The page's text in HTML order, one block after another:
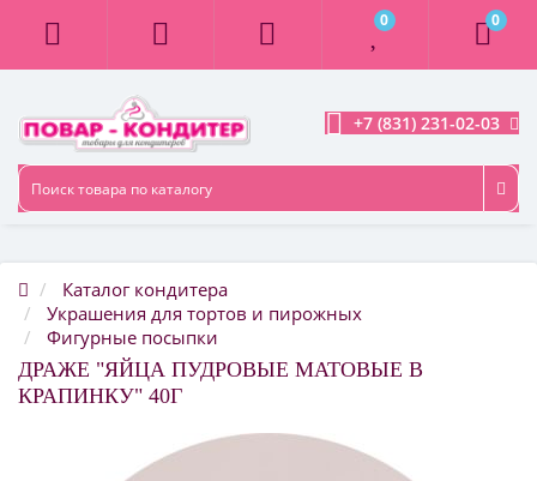
0 0
+7 (831) 231-02-03
Каталог кондитера
Украшения для тортов и пирожных
Фигурные посыпки
ДРАЖЕ "ЯЙЦА ПУДРОВЫЕ МАТОВЫЕ В
КРАПИНКУ" 40Г